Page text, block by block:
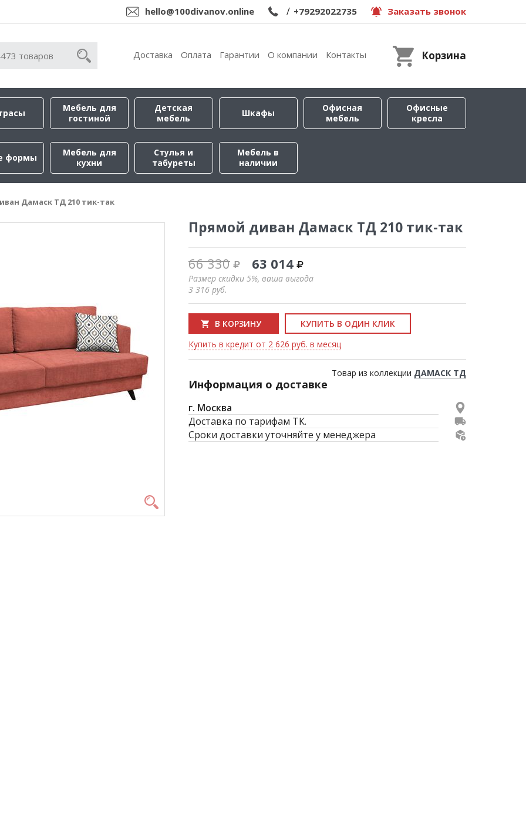
hello@100divanov.online / +79292022735 Заказать звонок
Доставка Оплата Гарантии О компании Контакты Корзина
Мебель для
гостиной
Детская
мебель
Шкафы
Офисная
мебель
Офисные
кресла
формы
Мебель для
кухни
Стулья и
табуреты
Мебель в
наличии
Дамаск ТД 210 тик-так
Прямой диван Дамаск ТД 210 тик-так
66 330 63 014
Размер скидки 5%, ваша выгода
3 316 руб.
В КОРЗИНУ
КУПИТЬ В ОДИН КЛИК
Купить в кредит от 2 626 руб. в месяц
Товар из коллекции ДАМАСК ТД
Информация о доставке
г. Москва
Доставка по тарифам ТК.
Сроки доставки уточняйте у менеджера